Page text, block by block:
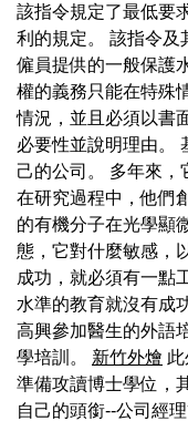
該指令規定了最低要
利的規定。 該指令及
僱員提供的一般保護
權的義務只能在特殊
情況，並且必須以書
必要性並說明理由。
己的公司。 多年來，
在研究過程中，他們
的有機分子在光學顯
態，它對什麼敏感，
成功，就必須有一點
水準的教育就沒有成
高興參加醫生的外語
學培訓。 新竹外燴
準備攻讀博士學位，
自己的頭銜--公司經